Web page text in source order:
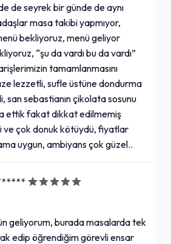
de seyrek bir günde de aynı
masa takibi yapmıyor,
bekliyoruz, menü geliyor
“şu da vardı bu da vardı”
tamamlanmasını
lezzetli, sufle üstüne dondurma
san sebastianın çikolata sosunu
ettik fakat dikkat edilmemiş
ve çok donuk kötüydü, fiyatlar
uygun, ambiyans çok güzel..
geliyorum, burada masalarda tek
edip öğrendiğim görevli ensar